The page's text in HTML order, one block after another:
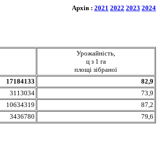
Архів : 2021 2022 2023 2024
Урожайність,
ц з 1 га
площі зібраної
17184133
82,9
3113034
73,9
10634319
87,2
3436780 79,6